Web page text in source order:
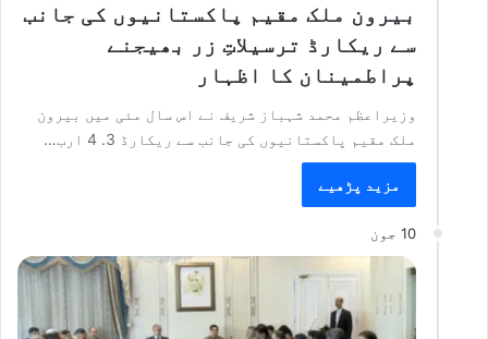
بیرون ملک مقیم پاکستانیوں کی جانب
سے ریکارڈ ترسیلاتِ زر بھیجنے
پراطمینان کا اظہار
وزیراعظم محمد شہباز شریف نے اس سال مئی میں بیرون
ملک مقیم پاکستانیوں کی جانب سے ریکارڈ 3. 4 ارب…
مزید پڑھیے
10 جون